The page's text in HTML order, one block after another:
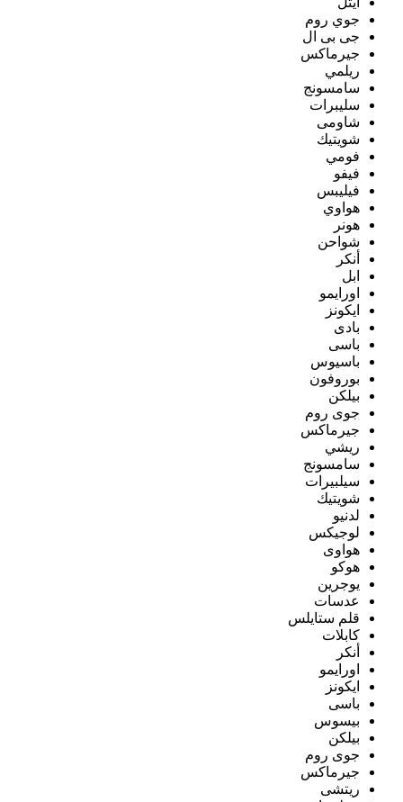
جوي روم
جى بى ال
جيرماكس
ريلمي
سامسونج
سليبرات
شاومى
شويتيك
فومي
فيفو
فيليبس
هواوي
هونر
شواحن
أنكر
ابل
اورايمو
ايكونز
بادى
باسى
باسيوس
بوروفون
بيلكن
جوى روم
جيرماكس
ريشي
سامسونج
سيلبيرات
شويتيك
لدنيو
لوجيكس
هواوى
هوكو
يوجرين
عدسات
قلم ستايلس
كابلات
أنكر
اورايمو
ايكونز
باسى
بيسوس
بيلكن
جوى روم
جيرماكس
ريتشى